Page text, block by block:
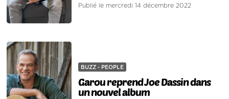
Publié le mercredi 14 décembre 2022
BUZZ - PEOPLE
Garou reprend Joe Dassin dans
un nouvel album